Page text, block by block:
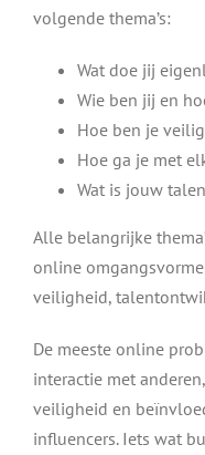
volgende thema’s:
Wat doe jij
Wie ben jij en
Hoe ben je
Hoe ga je met
Wat is jouw
Alle belangrijke
online
veiligheid,
De meeste online
interactie met
veiligheid en
influencers. Iets wat